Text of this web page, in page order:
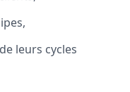
leurs cycles